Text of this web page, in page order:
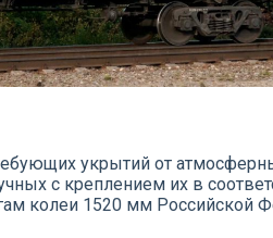
укрытий от
с креплением их в
колеи 1520 мм Российской